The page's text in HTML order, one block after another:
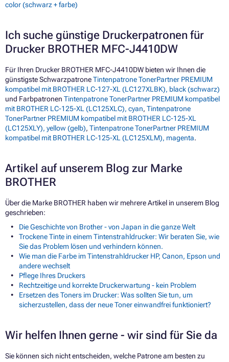
color (schwarz + farbe)
Ich suche günstige Druckerpatronen für
Drucker BROTHER MFC-J4410DW
Für Ihren Drucker BROTHER MFC-J4410DW bieten wir Ihnen die
günstigste SchwarzpatroneTintenpatrone TonerPartner PREMIUM
kompatibel mit BROTHER LC-127-XL (LC127XLBK), black (schwarz)
und Farbpatronen Tintenpatrone TonerPartner PREMIUM kompatibel
mit BROTHER LC-125-XL (LC125XLC), cyan, Tintenpatrone
TonerPartner PREMIUM kompatibel mit BROTHER LC-125-XL
(LC125XLY), yellow (gelb), Tintenpatrone TonerPartner PREMIUM
kompatibel mit BROTHER LC-125-XL (LC125XLM), magenta.
Artikel auf unserem Blog zur Marke
BROTHER
Über die Marke BROTHER haben wir mehrere Artikel in unserem Blog
geschrieben:
Die Geschichte von Brother - von Japan in die ganze Welt
Trockene Tinte in einem Tintenstrahldrucker: Wir beraten Sie, wie
Sie das Problem lösen und verhindern können.
Wie man die Farbe im Tintenstrahldrucker HP, Canon, Epson und
andere wechselt
Pflege Ihres Druckers
Rechtzeitige und korrekte Druckerwartung - kein Problem
Ersetzen des Toners im Drucker: Was sollten Sie tun, um
sicherzustellen, dass der neue Toner einwandfrei funktioniert?
Wir helfen Ihnen gerne - wir sind für Sie da
Sie können sich nicht entscheiden, welche Patrone am besten zu